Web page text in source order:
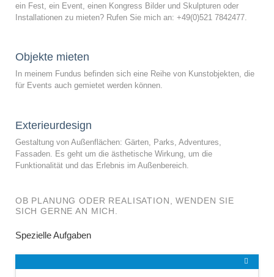
ein Fest, ein Event, einen Kongress Bilder und Skulpturen oder
Installationen zu mieten? Rufen Sie mich an: +49(0)521 7842477.
Objekte mieten
In meinem Fundus befinden sich eine Reihe von Kunstobjekten, die
für Events auch gemietet werden können.
Exterieurdesign
Gestaltung von Außenflächen: Gärten, Parks, Adventures,
Fassaden. Es geht um die ästhetische Wirkung, um die
Funktionalität und das Erlebnis im Außenbereich.
OB PLANUNG ODER REALISATION, WENDEN SIE
SICH GERNE AN MICH.
Spezielle Aufgaben